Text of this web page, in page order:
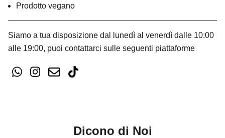
Prodotto vegano
Siamo a tua disposizione dal lunedì al venerdì dalle 10:00
alle 19:00, puoi contattarci sulle seguenti piattaforme
Dicono di Noi